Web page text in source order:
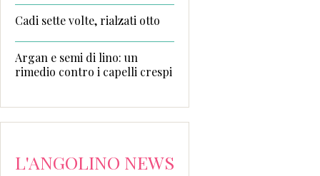
Cadi sette volte, rialzati otto
Argan e semi di lino: un
rimedio contro i capelli crespi
L'ANGOLINO NEWS